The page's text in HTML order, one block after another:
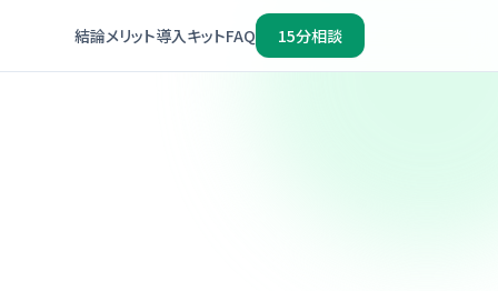
結論メリット導入キットFAQ 15分相談